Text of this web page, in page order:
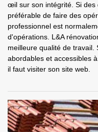
œil sur son intégrité. Si des
préférable de faire des
professionnel est
d'opérations. L&A
meilleure qualité de travail.
abordables et accessibles
il faut visiter son site web.